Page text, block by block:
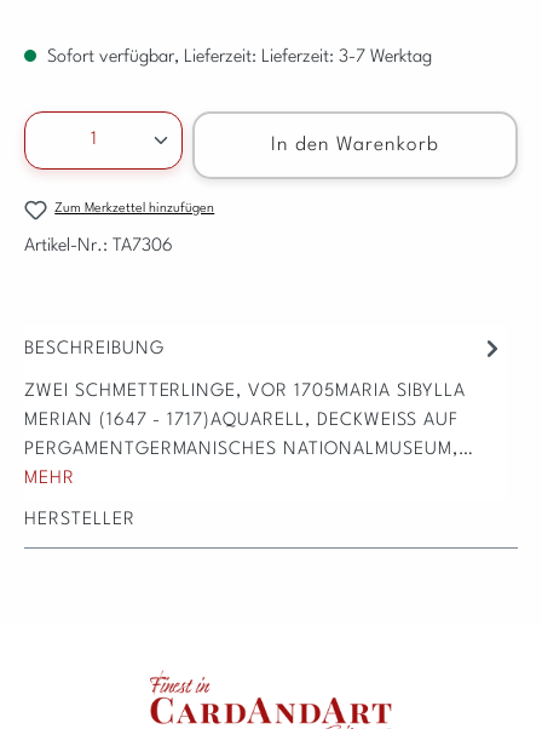
Sofort verfügbar, Lieferzeit: Lieferzeit: 3-7 Werktag
Produkt Anzahl: Gib den gewünschten Wert ein
In den Warenkorb
Zum Merkzettel hinzufügen
Artikel-Nr.: TA7306
BESCHREIBUNG
ZWEI SCHMETTERLINGE, VOR 1705MARIA SIBYLLA
MERIAN (1647 - 1717)AQUARELL, DECKWEISS AUF
PERGAMENTGERMANISCHES NATIONALMUSEUM,…
MEHR
HERSTELLER